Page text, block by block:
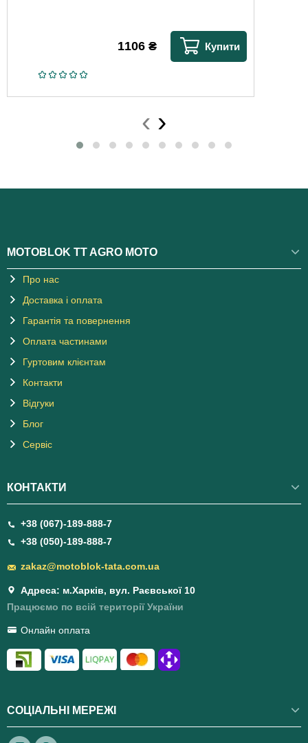
1106 ₴ Купити
‹ ›
MOTOBLOK TT AGRO MOTO
Про нас
Доставка і оплата
Гарантія та повернення
Оплата частинами
Гуртовим клієнтам
Контакти
Відгуки
Блог
Сервіс
КОНТАКТИ
+38 (067)-189-888-7
+38 (050)-189-888-7
zakaz@motoblok-tata.com.ua
Адреса: м.Харків, вул. Раєвської 10
Працюємо по всій території України
Онлайн оплата
СОЦІАЛЬНІ МЕРЕЖІ